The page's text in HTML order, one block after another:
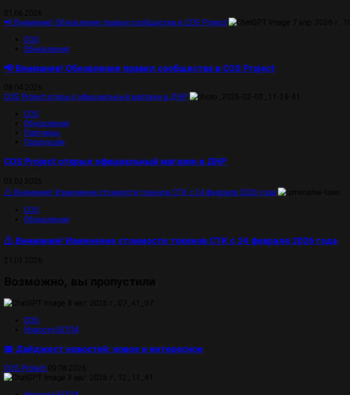
📢 Внимание! Обновление правил сообщества в COS Project
COS
Обновления
📢 Внимание! Обновление правил сообщества в COS Project
COS Project открыл официальный магазин в ДНР
COS
Обновления
Партнеры
Продукция
COS Project открыл официальный магазин в ДНР
⚠️ Внимание! Изменение стоимости токенов СТК с 24 февраля 2026 года
COS
Обновления
⚠️ Внимание! Изменение стоимости токенов СТК с 24 февраля 2026 года
COS
Новости БПЛА
📅 Дайджест новостей: новое и интересное
COS Project